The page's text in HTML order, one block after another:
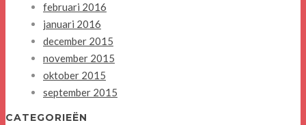
februari 2016
januari 2016
december 2015
november 2015
oktober 2015
september 2015
CATEGORIEËN